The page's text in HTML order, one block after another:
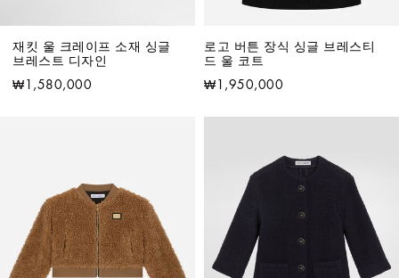
재킷 울 크레이프 소재 싱글
브레스트 디자인
₩1,580,000
로고 버튼 장식 싱글 브레스티
드 울 코트
₩1,950,000